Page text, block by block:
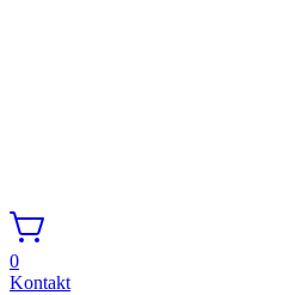
0
Kontakt